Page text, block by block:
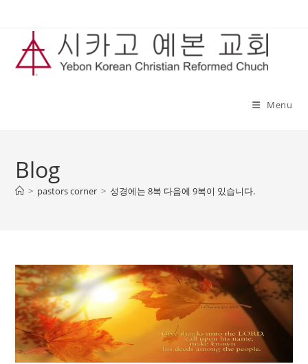
content
Menu
Blog
> pastors corner > 성경에는 8복 다음에 9복이 있습니다.